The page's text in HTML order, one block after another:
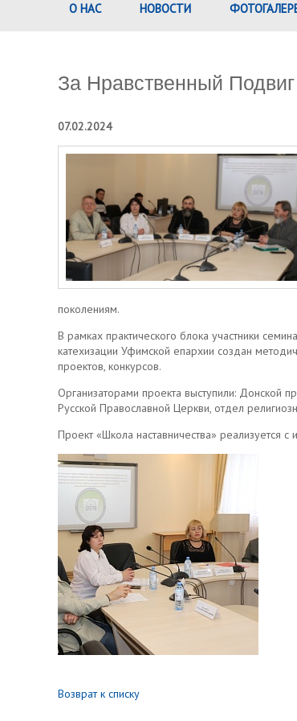
О НАС НОВОСТИ
За Нравственный
07.02.2024
поколениям.
В рамках практического блока участники
катехизации Уфимской епархии создан
проектов, конкурсов.
Организаторами проекта выступили: Донской
Русской Православной Церкви, отдел
Проект «Школа наставничества» реализуется
Возврат к списку